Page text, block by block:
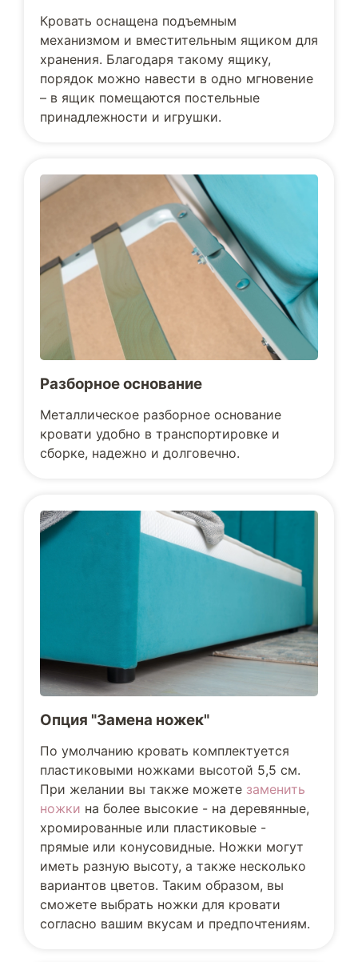
Кровать оснащена подъемным
механизмом и вместительным ящиком для
хранения. Благодаря такому ящику,
порядок можно навести в одно мгновение
– в ящик помещаются постельные
принадлежности и игрушки.
Разборное основание
Металлическое разборное основание
кровати удобно в транспортировке и
сборке, надежно и долговечно.
Опция "Замена ножек"
По умолчанию кровать комплектуется
пластиковыми ножками высотой 5,5 см.
При желании вы также можете заменить
ножки на более высокие - на деревянные,
хромированные или пластиковые -
прямые или конусовидные. Ножки могут
иметь разную высоту, а также несколько
вариантов цветов. Таким образом, вы
сможете выбрать ножки для кровати
согласно вашим вкусам и предпочтениям.